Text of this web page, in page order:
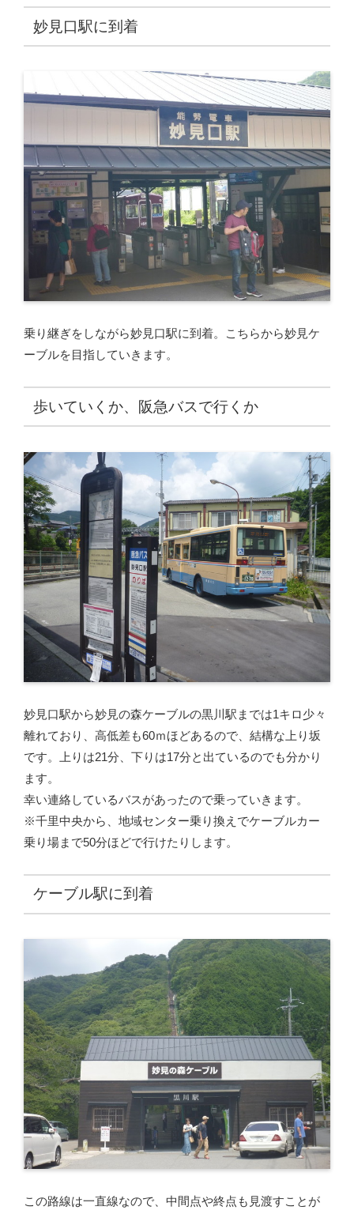
妙見口駅に到着
乗り継ぎをしながら妙見口駅に到着。こちらから妙見ケ
ーブルを目指していきます。
歩いていくか、阪急バスで行くか
妙見口駅から妙見の森ケーブルの黒川駅までは1キロ少々
離れており、高低差も60ｍほどあるので、結構な上り坂
です。上りは21分、下りは17分と出ているのでも分かり
ます。
幸い連絡しているバスがあったので乗っていきます。
※千里中央から、地域センター乗り換えでケーブルカー
乗り場まで50分ほどで行けたりします。
ケーブル駅に到着
この路線は一直線なので、中間点や終点も見渡すことが